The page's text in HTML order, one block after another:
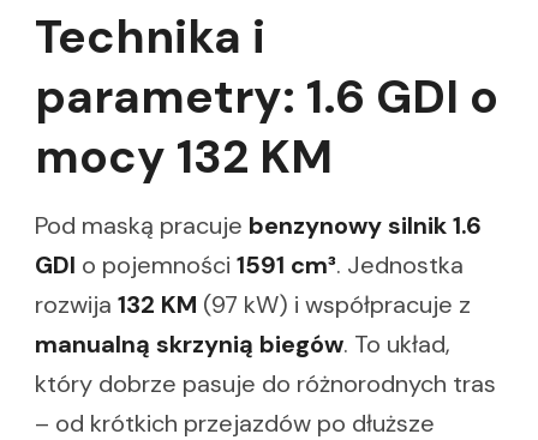
Technika i
parametry: 1.6 GDI o
mocy 132 KM
Pod maską pracuje benzynowy silnik 1.6
GDI o pojemności 1591 cm³. Jednostka
rozwija 132 KM (97 kW) i współpracuje z
manualną skrzynią biegów. To układ,
który dobrze pasuje do różnorodnych tras
– od krótkich przejazdów po dłuższe